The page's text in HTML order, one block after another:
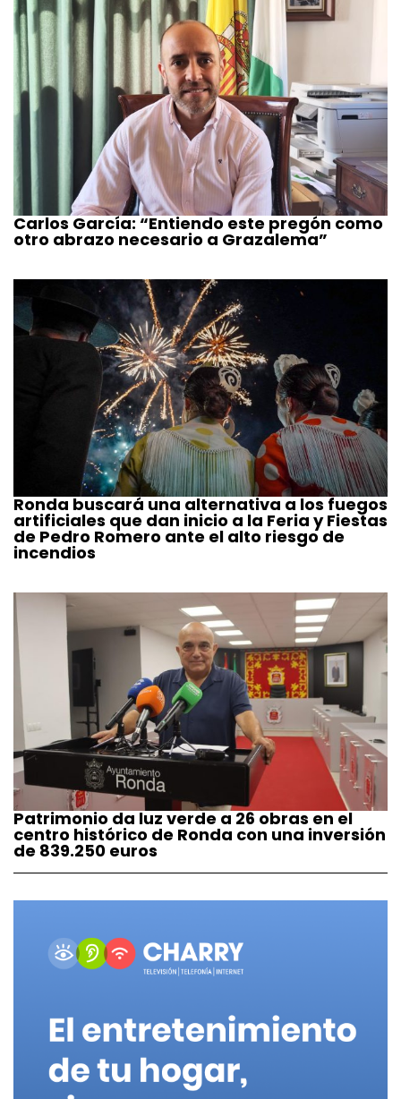
Carlos García: “Entiendo este pregón como
otro abrazo necesario a Grazalema”
Ronda buscará una alternativa a los fuegos
artificiales que dan inicio a la Feria y Fiestas
de Pedro Romero ante el alto riesgo de
incendios
Patrimonio da luz verde a 26 obras en el
centro histórico de Ronda con una inversión
de 839.250 euros